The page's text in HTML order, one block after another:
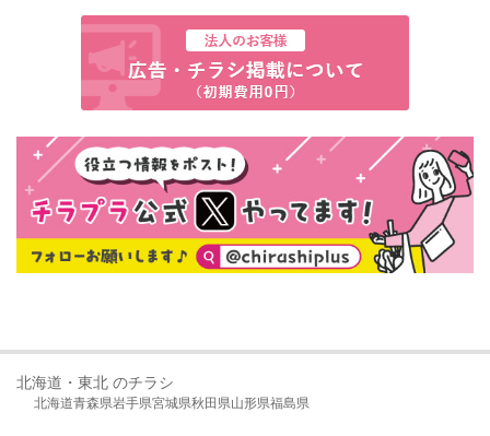
北海道・東北 のチラシ
北海道青森県岩手県宮城県秋田県山形県福島県